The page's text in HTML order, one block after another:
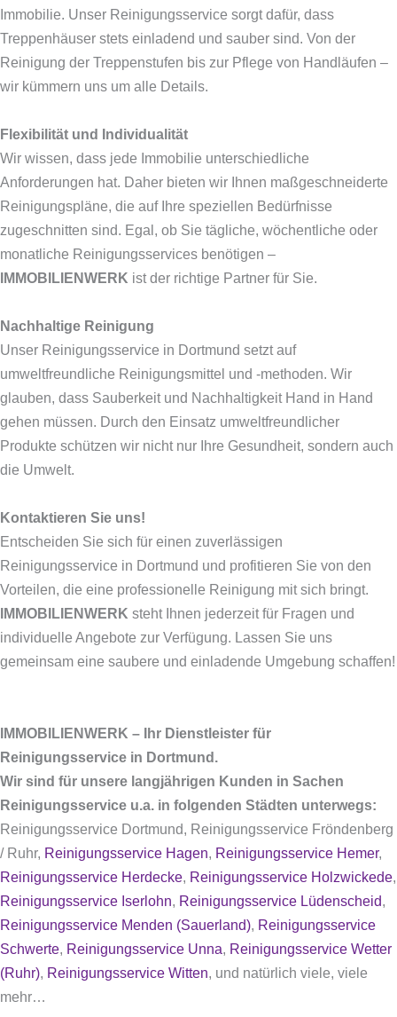
Immobilie. Unser Reinigungsservice sorgt dafür, dass
Treppenhäuser stets einladend und sauber sind. Von der
Reinigung der Treppenstufen bis zur Pflege von Handläufen –
wir kümmern uns um alle Details.
Flexibilität und Individualität
Wir wissen, dass jede Immobilie unterschiedliche
Anforderungen hat. Daher bieten wir Ihnen maßgeschneiderte
Reinigungspläne, die auf Ihre speziellen Bedürfnisse
zugeschnitten sind. Egal, ob Sie tägliche, wöchentliche oder
monatliche Reinigungsservices benötigen –
IMMOBILIENWERK ist der richtige Partner für Sie.
Nachhaltige Reinigung
Unser Reinigungsservice in Dortmund setzt auf
umweltfreundliche Reinigungsmittel und -methoden. Wir
glauben, dass Sauberkeit und Nachhaltigkeit Hand in Hand
gehen müssen. Durch den Einsatz umweltfreundlicher
Produkte schützen wir nicht nur Ihre Gesundheit, sondern auch
die Umwelt.
Kontaktieren Sie uns!
Entscheiden Sie sich für einen zuverlässigen
Reinigungsservice in Dortmund und profitieren Sie von den
Vorteilen, die eine professionelle Reinigung mit sich bringt.
IMMOBILIENWERK steht Ihnen jederzeit für Fragen und
individuelle Angebote zur Verfügung. Lassen Sie uns
gemeinsam eine saubere und einladende Umgebung schaffen!
IMMOBILIENWERK – Ihr Dienstleister für
Reinigungsservice in Dortmund.
Wir sind für unsere langjährigen Kunden in Sachen
Reinigungsservice u.a. in folgenden Städten unterwegs:
Reinigungsservice Dortmund, Reinigungsservice Fröndenberg
/ Ruhr, Reinigungsservice Hagen, Reinigungsservice Hemer,
Reinigungsservice Herdecke, Reinigungsservice Holzwickede,
Reinigungsservice Iserlohn, Reinigungsservice Lüdenscheid,
Reinigungsservice Menden (Sauerland), Reinigungsservice
Schwerte, Reinigungsservice Unna, Reinigungsservice Wetter
(Ruhr), Reinigungsservice Witten, und natürlich viele, viele
mehr…